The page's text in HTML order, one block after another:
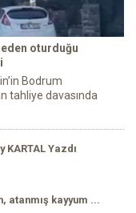
oturduğu
Bodrum
tahliye davasında
KARTAL Yazdı
atanmış kayyum ...